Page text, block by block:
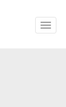
Toggle